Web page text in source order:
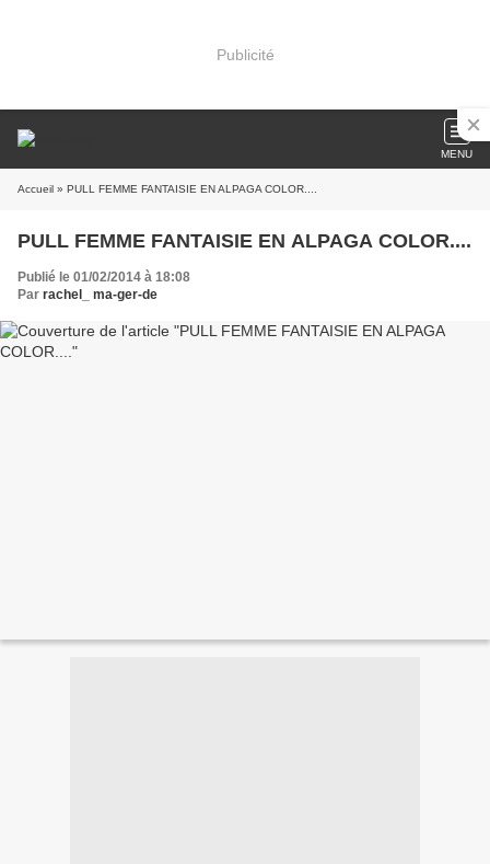
Publicité
MENU
Accueil » PULL FEMME FANTAISIE EN ALPAGA COLOR....
PULL FEMME FANTAISIE EN ALPAGA COLOR....
Publié le 01/02/2014 à 18:08
Par rachel_ ma-ger-de